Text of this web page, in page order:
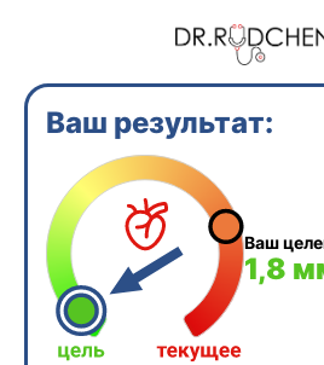
Ваш результат:
Ваш
1,8